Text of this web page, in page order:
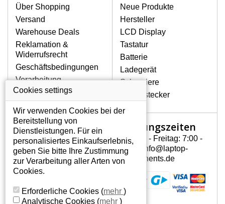
gehören mechanische Schäden, z. B.
ein geborstenes Display oder Risse.
Ferner senkrechte Streifen, das Display
leuchtet nicht, blinkt unregelmäßig oder
ist ungleichmäßig hell.
LCD DISPLAYS BENQ
JOYBOOK T31-120 VON
HÖCHSTER QUALITÄT!
Originaldisplays, die die hohe
Qualitätsklasse A+ erfüllen, also
ohne mangelhafte Pixel, und
zwar über die gesamte
Garantiezeit.
WIE KÖNNEN SIE FESTSTELLEN,
WELCHES DISPLAY SIE FÜR IHREN
NOTEBOOK BENQ JOYBOOK T31-120
Über Shopping
Versand
Warehouse Deals
Reklamation &
Widerrufsrecht
Geschäftsbedingungen
Verarbeitung
personenbezogener
Daten
Über uns - Impressum
Neue Produkte
Hersteller
LCD Display
Tastatur
Batterie
Ladegerät
Scharniere
Gerätestecker
Mein Konto
Mein Konto
Persönliche Daten
Addressen
Öffnungszeiten
Montag - Freitag: 7:00 -
15:30 info@laptop-
components.de
Cookies settings
Wir verwenden Cookies bei der
Bereitstellung von
Dienstleistungen. Für ein
personalisiertes Einkaufserlebnis,
geben Sie bitte Ihre Zustimmung
zur Verarbeitung aller Arten von
Cookies.
Erforderliche Cookies (mehr )
Analytische Cookies (mehr )